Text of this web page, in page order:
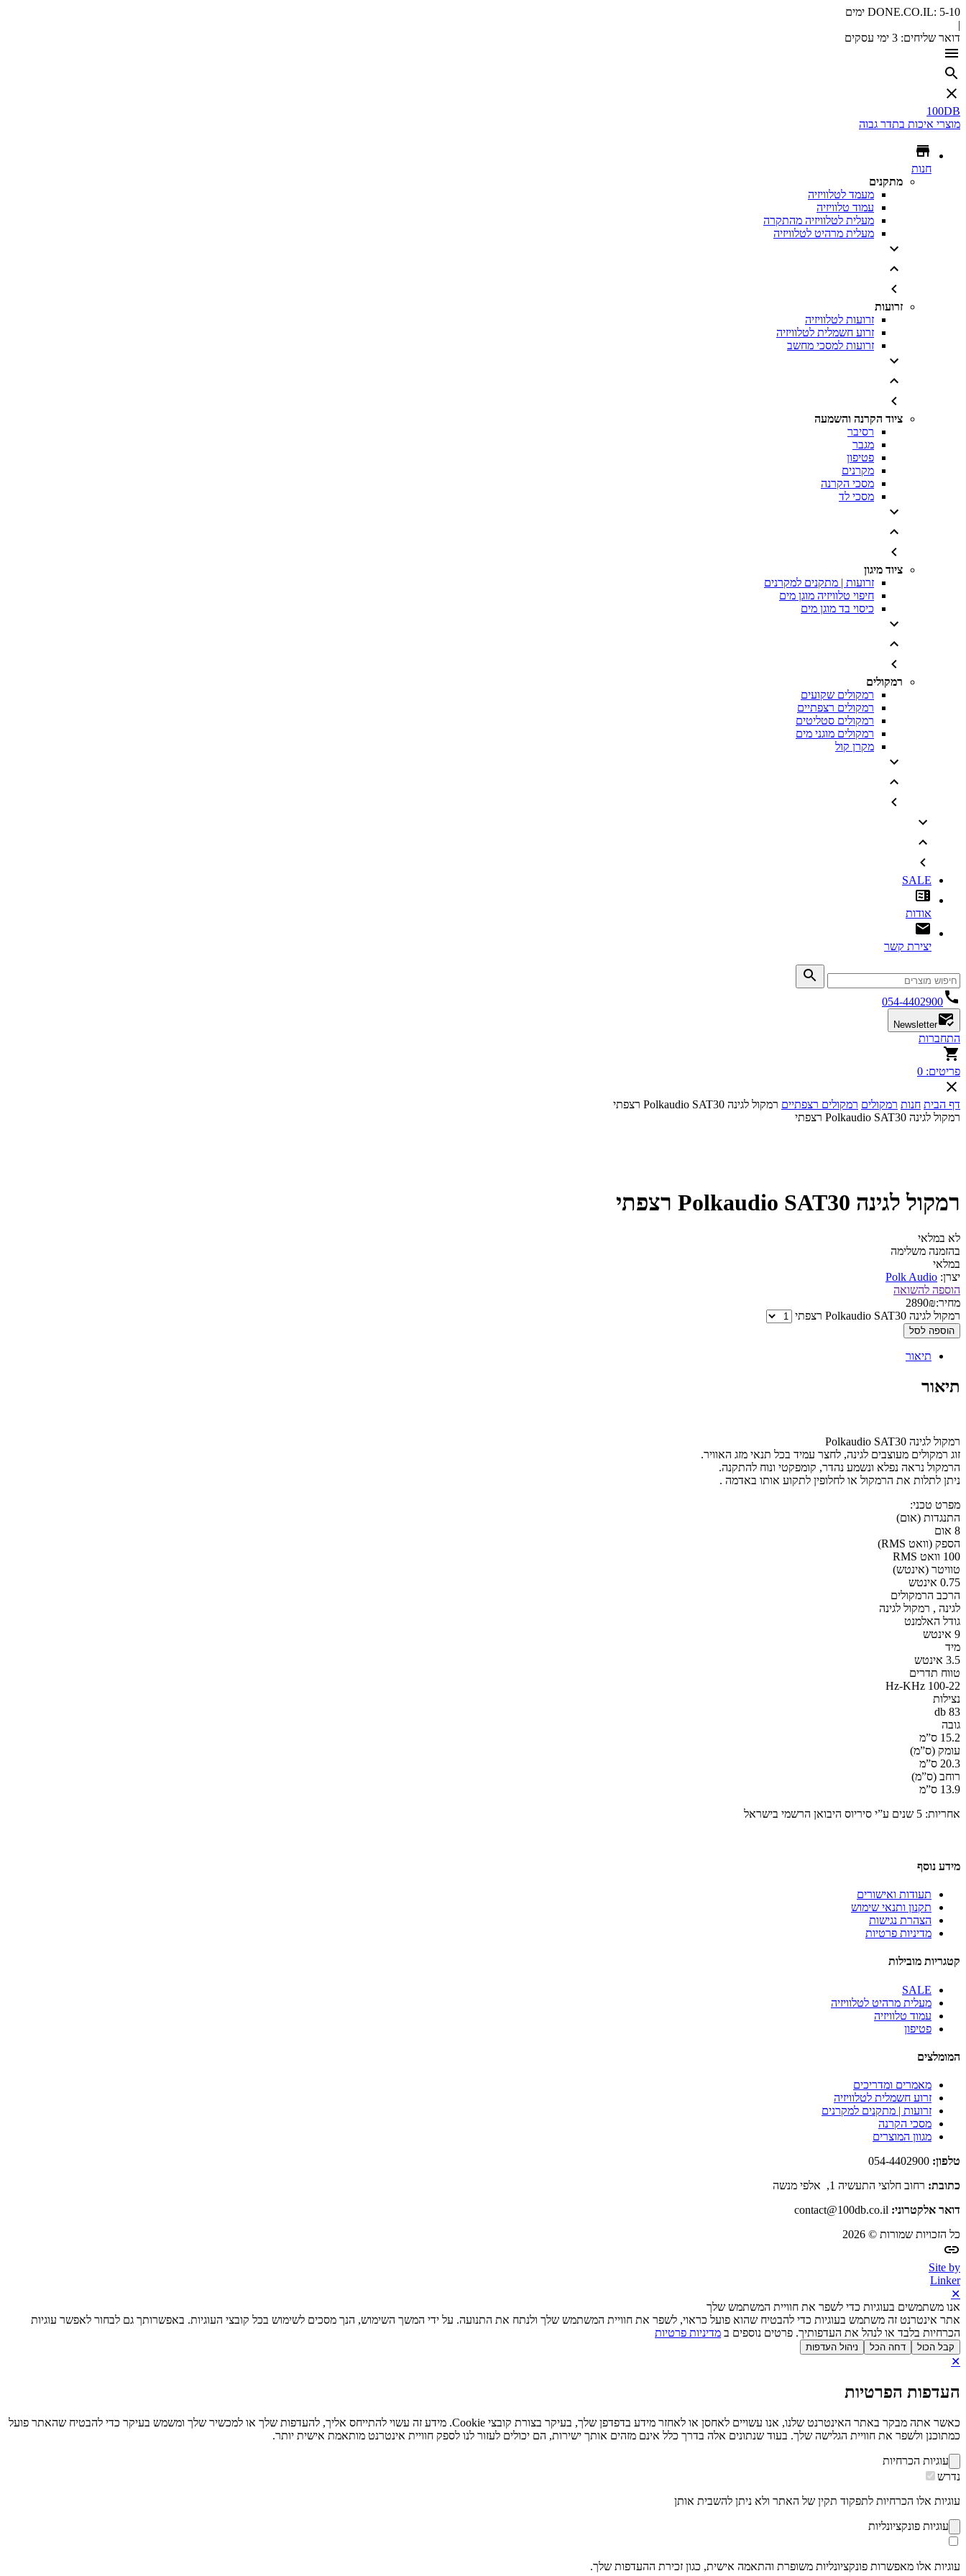
DONE.CO.IL: 5-10 ימים
|
דואר שליחים: 3 ימי עסקים
100DB
מוצרי איכות בתדר גבוה
חנות
מתקנים
מעמד לטלוויזיה
עמוד טלוויזיה
מעלית לטלוויזיה מהתקרה
מעלית מרהיט לטלוויזיה
זרועות
זרועות לטלוויזיה
זרוע חשמלית לטלוויזיה
זרועות למסכי מחשב
ציוד הקרנה והשמעה
רסיבר
מגבר
פטיפון
מקרנים
מסכי הקרנה
מסכי לד
ציוד מיגון
זרועות | מתקנים למקרנים
חיפוי טלוויזיה מוגן מים
כיסוי בד מוגן מים
רמקולים
רמקולים שקועים
רמקולים רצפתיים
רמקולים סטליטים
רמקולים מוגני מים
מקרן קול
SALE
אודות
יצירת קשר
054-4402900
Newsletter
התחברות
פריטים: 0
דף הבית חנות רמקולים רמקולים רצפתיים רמקול לגינה Polkaudio SAT30 רצפתי
רמקול לגינה Polkaudio SAT30 רצפתי
רמקול לגינה Polkaudio SAT30 רצפתי
לא במלאי
בהזמנה משלימה
במלאי
יצרן: Polk Audio
הוספה להשואה
מחיר:
2890₪
רמקול לגינה Polkaudio SAT30 רצפתי
הוספה לסל
תיאור
תיאור
רמקול לגינה Polkaudio SAT30
זוג רמקולים מעוצבים לגינה, לחצר עמיד בכל תנאי מזג האוויר.
הרמקול נראה נפלא ונשמע נהדר, קומפקטי ונוח להתקנה.
ניתן לתלות את הרמקול או לחלופין לתקוע אותו באדמה .
מפרט טכני:
התנגדות (אום)
8 אום
הספק (וואט RMS)
100 וואט RMS
טוויטר (אינטש)
0.75 אינטש
הרכב הרמקולים
לגינה , רמקול לגינה
גודל האלמנט
9 אינטש
מיד
3.5 אינטש
טווח תדרים
100-22 Hz-KHz
נצילות
83 db
גובה
15.2 ס”מ
עומק (ס”מ)
20.3 ס”מ
רוחב (ס”מ)
13.9 ס”מ
אחריות: 5 שנים ע”י סיריוס היבואן הרשמי בישראל
מידע נוסף
תעודות ואישורים
תקנון ותנאי שימוש
הצהרת נגישות
מדיניות פרטיות
קטגריות מובילות
SALE
מעלית מרהיט לטלוויזיה
עמוד טלוויזיה
פטיפון
המומלצים
מאמרים ומדריכים
זרוע חשמלית לטלוויזיה
זרועות | מתקנים למקרנים
מסכי הקרנה
מגוון המוצרים
טלפון:
כתובת: רחוב חלוצי התעשיה 1, אלפי מנשה
דואר אלקטרוני:
כל הזכויות שמורות © 2026
Site by
Linker
✕
אנו משתמשים בעוגיות כדי לשפר את חוויית המשתמש שלך
אתר אינטרנט זה משתמש בעוגיות כדי להבטיח שהוא פועל כראוי, לשפר את חוויית המשתמש שלך ולנתח את התנועה. על ידי המשך השימוש, הנך מסכים לשימוש בכל קובצי העוגיות. באפשרותך גם לבחור לאפשר עוגיות
הכרחיות בלבד או לנהל את העדפותיך. פרטים נוספים ב מדיניות פרטיות
קבל הכול דחה הכל ניהול העדפות
✕
העדפות הפרטיות
כאשר אתה מבקר באתר האינטרנט שלנו, אנו עשויים לאחסן או לאחזר מידע בדפדפן שלך, בעיקר בצורת קובצי Cookie. מידע זה עשוי להתייחס אליך, להעדפות שלך או למכשיר שלך ומשמש בעיקר כדי להבטיח שהאתר פועל
כמתוכנן ולשפר את חוויית הגלישה שלך. בעוד שנתונים אלה בדרך כלל אינם מזהים אותך ישירות, הם יכולים לעזור לנו לספק חוויית אינטרנט מותאמת אישית יותר.
עוגיות הכרחיות
נדרש
עוגיות אלו הכרחיות לתפקוד תקין של האתר ולא ניתן להשבית אותן
עוגיות פונקציונליות
עוגיות אלו מאפשרות פונקציונליות משופרת והתאמה אישית, כגון זכירת ההעדפות שלך.